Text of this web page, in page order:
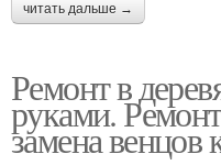
читать дальше →
Ремонт в
руками.
замена венцов